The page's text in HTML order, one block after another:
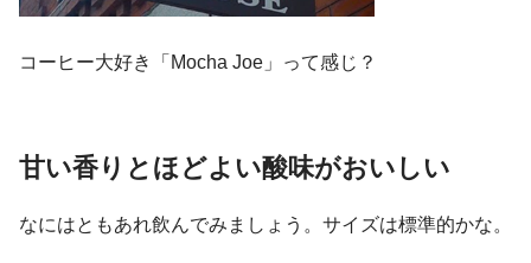
コーヒー大好き「Mocha Joe」って感じ？
甘い香りとほどよい酸味がおいしい
なにはともあれ飲んでみましょう。サイズは標準的かな。